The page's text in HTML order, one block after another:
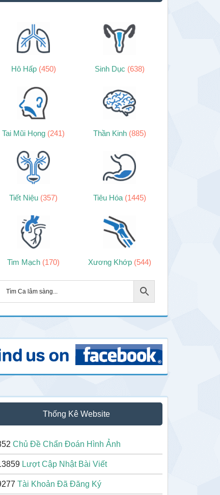
Hô Hấp (450) Sinh Dục (638)
Tai Mũi Họng (241) Thần Kinh (885)
Tiết Niệu (357) Tiêu Hóa (1445)
Tim Mạch (170) Xương Khớp (544)
Thống Kê Website
Chủ Đề Chẩn Đoán Hình Ảnh
Lượt Cập Nhật Bài Viết
Tài Khoản Đã Đăng Ký